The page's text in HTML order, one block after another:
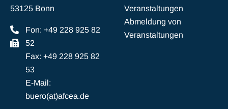
53125 Bonn
Fon: +49 228 925 82
52
Fax: +49 228 925 82
53
E-Mail:
buero(at)afcea.de
Veranstaltungen
Abmeldung von
Veranstaltungen